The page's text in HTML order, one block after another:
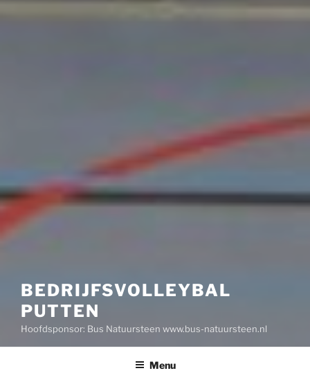
BEDRIJFSVOLLEYBAL
PUTTEN
Hoofdsponsor: Bus Natuursteen www.bus-natuursteen.nl
Menu